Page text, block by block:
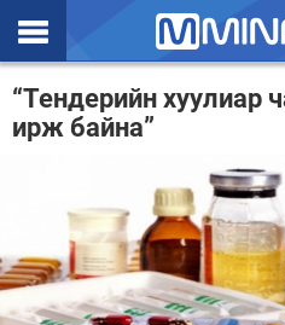
Эхлэл
Цаг агаар
Эдийн засаг
“Тендерийн хуулиар
ирж байна”